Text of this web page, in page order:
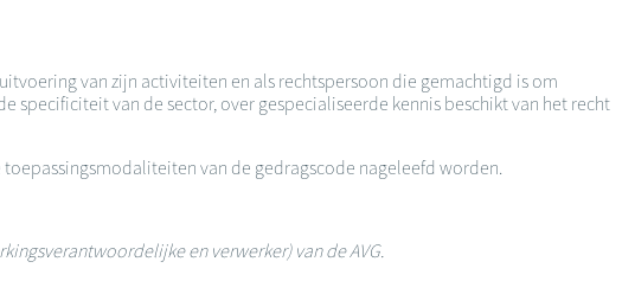
van zijn activiteiten en als rechtspersoon die gemachtigd is om
van de sector, over gespecialiseerde kennis beschikt van het recht
van de gedragscode nageleefd worden.
en verwerker) van de AVG.